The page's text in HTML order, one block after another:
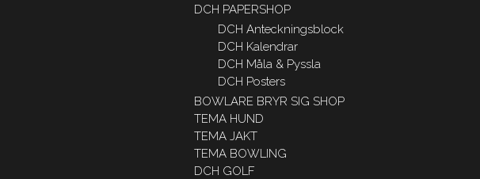
DCH PAPERSHOP
DCH Anteckningsblock
DCH Kalendrar
DCH Måla & Pyssla
DCH Posters
BOWLARE BRYR SIG SHOP
TEMA HUND
TEMA JAKT
TEMA BOWLING
DCH GOLF